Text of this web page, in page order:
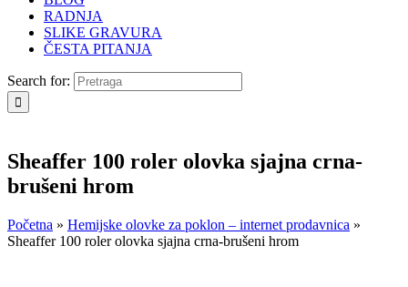
RADNJA
SLIKE GRAVURA
ČESTA PITANJA
Search for:
Sheaffer 100 roler olovka sjajna crna-
brušeni hrom
Početna » Hemijske olovke za poklon – internet prodavnica »
Sheaffer 100 roler olovka sjajna crna-brušeni hrom